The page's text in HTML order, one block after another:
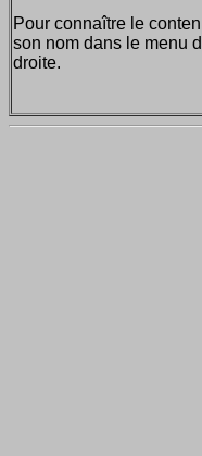
Pour connaître le
son nom dans le menu
droite.